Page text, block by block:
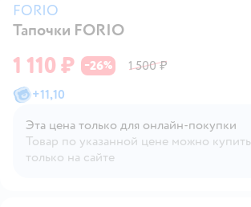
FORIO
Тапочки FORIO
1 110 ₽ −26%
1 500 ₽
+11,10
Эта цена только для онлайн‑покупки
Товар по указанной цене можно купить
только на сайте